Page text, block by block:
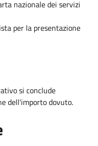
nazionale dei servizi
per la presentazione
si conclude
dell'importo dovuto.